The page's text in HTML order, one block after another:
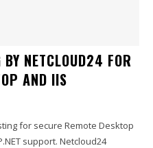
NETCLOUD24 FOR
AND IIS
for secure Remote Desktop
support. Netcloud24